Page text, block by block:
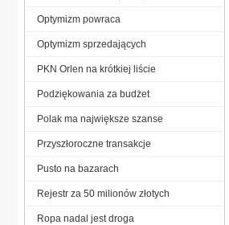
Optymizm powraca
Optymizm sprzedających
PKN Orlen na krótkiej liście
Podziękowania za budżet
Polak ma największe szanse
Przyszłoroczne transakcje
Pusto na bazarach
Rejestr za 50 milionów złotych
Ropa nadal jest droga